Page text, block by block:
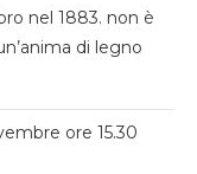
nel 1883. non è
di legno
ore 15.30